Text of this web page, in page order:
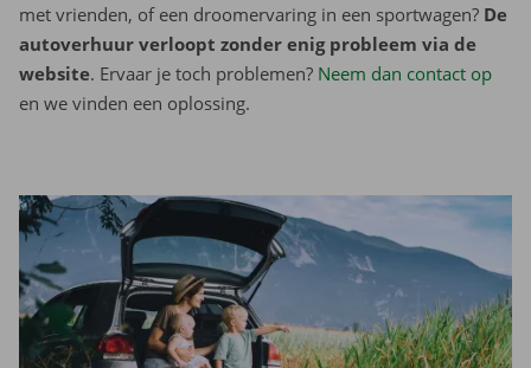
met vrienden, of een droomervaring in een sportwagen? De
autoverhuur verloopt zonder enig probleem via de
website. Ervaar je toch problemen? Neem dan contact op
en we vinden een oplossing.